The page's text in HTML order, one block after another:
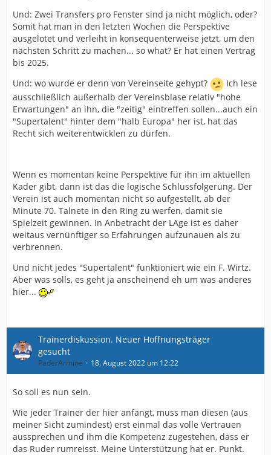
Und: Zwei Transfers pro Fenster sind ja nicht möglich, oder?
Somit hat man in den letzten Wochen die Perspektive
ausgelotet und verleiht in konsequenterweise jetzt, um den
nächsten Schritt zu machen... so what? Er hat einen Vertrag
bis 2025.
Und: wo wurde er denn von Vereinseite gehypt?
Ich lese
ausschließlich außerhalb der Vereinsblase relativ "hohe
Erwartungen" an ihn, die "zeitig" eintreffen sollen...auch ein
"Supertalent" hinter dem "halb Europa" her ist, hat das
Recht sich weiterentwicklen zu dürfen.
Wenn es momentan keine Perspektive für ihn im aktuellen
Kader gibt, dann ist das die logische Schlussfolgerung. Der
Verein ist auch momentan nicht so aufgestellt, ab der
Minute 70. Talnete in den Ring zu werfen, damit sie
Spielzeit gewinnen. In Anbetracht der LAge ist es daher
weitaus vernünftiger so Erfahrungen aufzunauen als zu
verbrennen.
Und nicht jedes "Supertalent" funktioniert wie ein F. Wirtz.
Aber was solls, es geht ja anscheinend eh um was anderes
hier...
Trainerdiskussion. Neuer Hoffnungsträger
gesucht
PaderArmine 18. August 2022 um 12:22
So soll es nun sein.
Wie jeder Trainer der hier anfängt, muss man diesen (aus
meiner Sicht zumindest) erst einmal das volle Vertrauen
aussprechen und ihm die Kompetenz zugestehen, dass er
das Ruder rumreisst. Meine Unterstützung hat er. Punkt.